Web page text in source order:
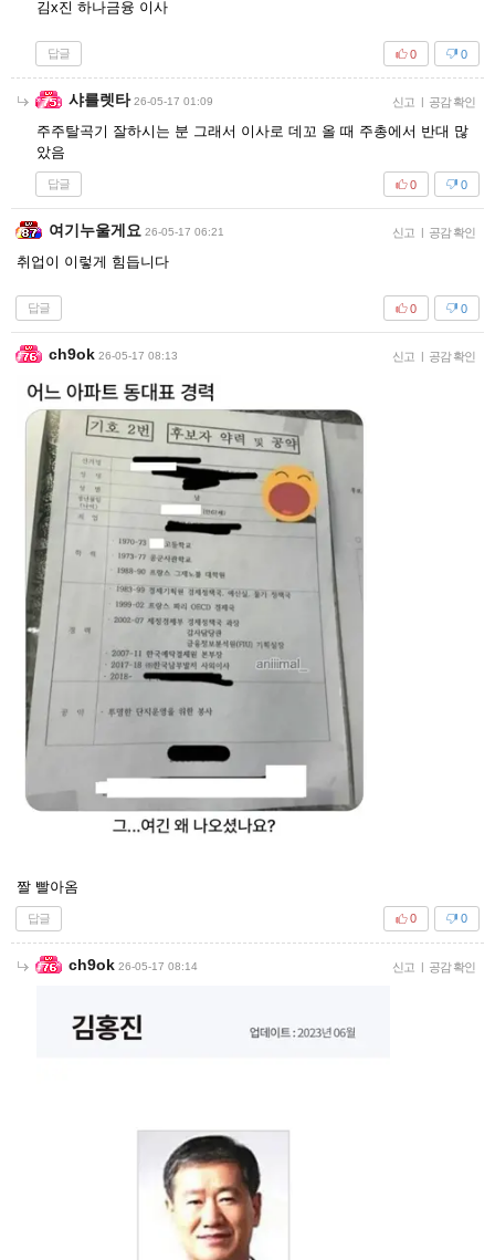
김x진 하나금융 이사
답글 0
0
샤를렛타 26-05-17 01:09 신고 | 공감 확인
주주탈곡기 잘하시는 분 그래서 이사로 데꼬 올 때 주총에서 반대 많
았음
답글 0
0
여기누울게요 26-05-17 06:21 신고 | 공감 확인
취업이 이렇게 힘듭니다
답글 0
0
ch9ok 26-05-17 08:13 신고 | 공감 확인
짤 빨아옴
답글 0
0
ch9ok 26-05-17 08:14 신고 | 공감 확인